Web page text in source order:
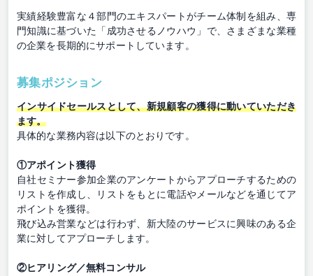
実績経験豊富な４部門のエキスパートがチーム体制を組み、専
門知識に基づいた「成功させるノウハウ」で、さまざまな業種
の企業を長期的にサポートしています。
募集ポジション
インサイドセールスとして、新規顧客の獲得に動いていただき
ます。
具体的な業務内容は以下のとおりです。
①アポイント獲得
自社セミナー参加企業のアンケートからアプローチするための
リストを作成し、リストをもとに電話やメールなどを通じてア
ポイントを獲得。
飛び込み営業などは行わず、新大陸のサービスに興味のある企
業に対してアプローチします。
②ヒアリング／無料コンサル